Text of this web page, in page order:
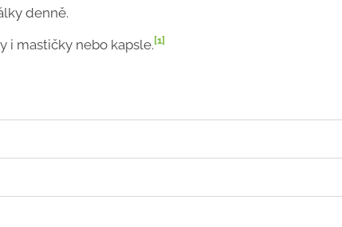
denně.
i mastičky nebo kapsle. [1]